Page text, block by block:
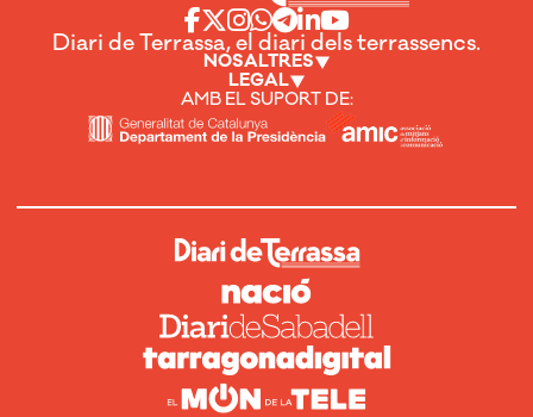
Diari de Terrassa, el diari dels terrassencs.
NOSALTRES
LEGAL
AMB EL SUPORT DE: